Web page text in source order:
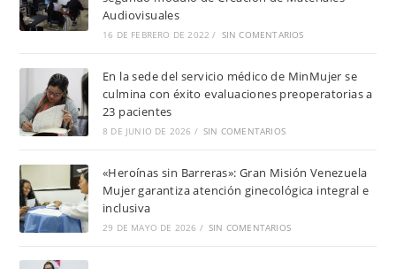
Audiovisuales
16 DE FEBRERO DE 2022 / SIN COMENTARIOS
En la sede del servicio médico de MinMujer se
culmina con éxito evaluaciones preoperatorias a
23 pacientes
8 DE JUNIO DE 2026 / SIN COMENTARIOS
«Heroínas sin Barreras»: Gran Misión Venezuela
Mujer garantiza atención ginecológica integral e
inclusiva
29 DE MAYO DE 2026 / SIN COMENTARIOS